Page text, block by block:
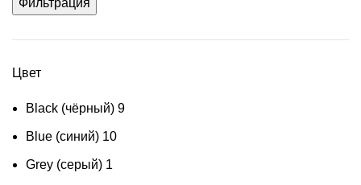
Фильтрация
Цвет
Black (чёрный) 9
Blue (синий) 10
Grey (серый) 1